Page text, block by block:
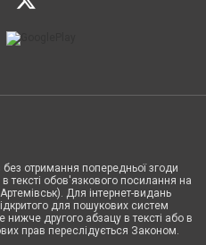
отримання попередньої згоди
тексті обов'язкового посилання на
Для інтернет-видань
для пошукових систем
нижче другого абзацу в тексті або в
прав переслідується Законом.